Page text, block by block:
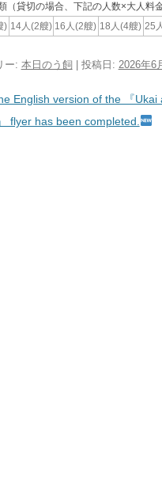
（貸切の場合、下記の人数×大人料
) 14人(2艘) 16人(2艘) 18人(4艘) 25
ー: 本日のう飼 | 投稿日: 2026年6
ゲーション
English version of the 『Ukai
flyer has been completed.